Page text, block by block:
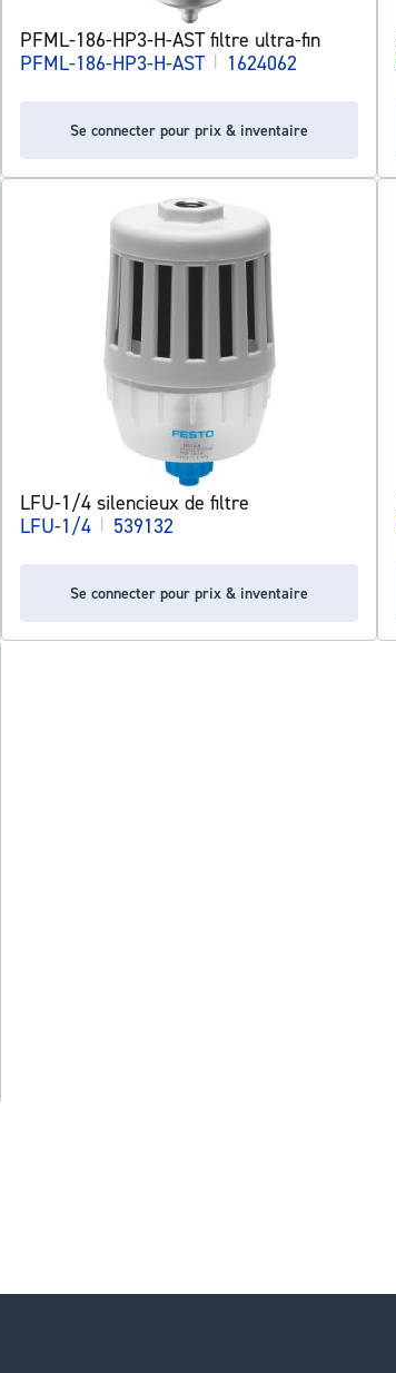
PFML-186-HP3-H-AST filtre ultra-fin
PFML-186-HP3-H-AST | 1624062
Se connecter pour prix & inventaire
LFU-1/4 silencieux de filtre
LFU-1/4 | 539132
Se connecter pour prix & inventaire